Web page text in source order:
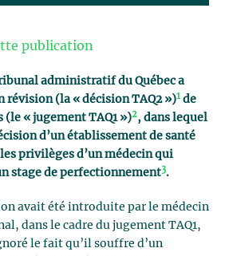
publication
administratif du Québec a
révision (la « décision TAQ2 »)1 de
(le « jugement TAQ1 »)2, dans lequel
d’un établissement de santé
privilèges d’un médecin qui
stage de perfectionnement3.
avait été introduite par le médecin
dans le cadre du jugement TAQ1,
le fait qu’il souffre d’un